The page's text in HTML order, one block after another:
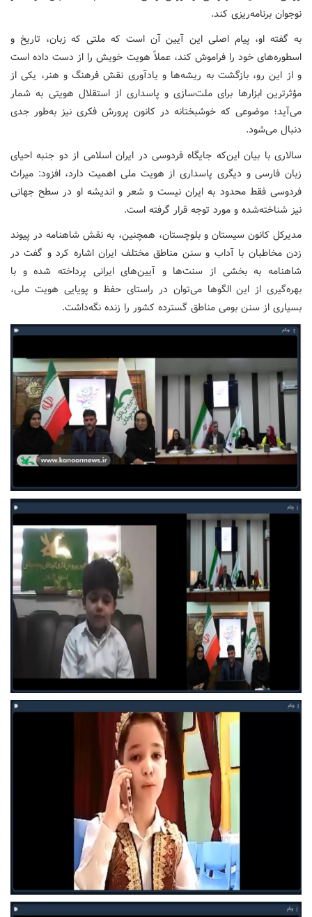
نوجوان برنامه‌ریزی کند.
به گفته او، پیام اصلی این آیین آن است که ملتی که زبان، تاریخ و
اسطوره‌های خود را فراموش کند، عملاً هویت خویش را از دست داده است
و از این رو، بازگشت به ریشه‌ها و یادآوری نقش فرهنگ و هنر، یکی از
مؤثرترین ابزارها برای ملت‌سازی و پاسداری از استقلال هویتی به شمار
می‌آید؛ موضوعی که خوشبختانه در کانون پرورش فکری نیز به‌طور جدی
دنبال می‌شود.
سالاری با بیان این‌که جایگاه فردوسی در ایران اسلامی از دو جنبه احیای
زبان فارسی و دیگری پاسداری از هویت ملی اهمیت دارد، افزود: میراث
فردوسی فقط محدود به ایران نیست و شعر و اندیشه او در سطح جهانی
نیز شناخته‌شده و مورد توجه قرار گرفته است.
مدیرکل کانون سیستان و بلوچستان، همچنین، به نقش شاهنامه در پیوند
زدن مخاطبان با آداب و سنن مناطق مختلف ایران اشاره کرد و گفت در
شاهنامه به بخشی از سنت‌ها و آیین‌های ایرانی پرداخته شده و با
بهره‌گیری از این الگوها می‌توان در راستای حفظ و پویایی هویت ملی،
بسیاری از سنن بومی مناطق گسترده کشور را زنده نگه‌داشت.